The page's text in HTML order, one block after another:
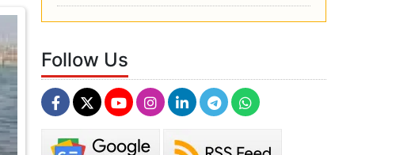
रहें सतर्क
Follow Us